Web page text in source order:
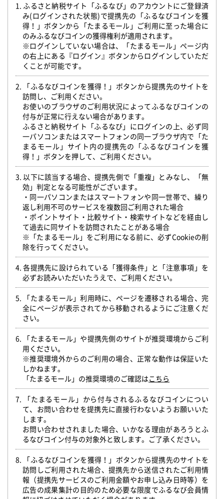
1. ふるさと納税サイト「ふるなび」のアカウントにご登録済
み(ログインされた状態)で提携先の「ふるなびコインを獲
得！」ボタンから「たまるモール」ご利用に至った場合に
のみふるなびコインの獲得権利が適用されます。
※ログインしていない場合は、「たまるモール」ページ内
の右上にある『ログイン』ボタンからログインしていただ
くことが可能です。
2. 「ふるなびコインを獲得！」ボタンから提携先のサイトを
訪問し、ご利用ください。
お使いのブラウザのご利用状況によってふるなびコインの
付与が正常に行えない場合があります。
ふるさと納税サイト「ふるなび」にログインの上、必ず同
一パソコンまたはスマートフォンの同一ブラウザ内で「た
まるモール」サイト内の提携先の「ふるなびコインを獲
得！」ボタンを押して、ご利用ください。
3. 以下に該当する場合、提携先側で「重複」とみなし、「無
効」判定となる可能性がございます。
・同一パソコンまたはスマートフォンや同一世帯で、繰り
返し利用不可のサービスを複数回ご利用された場合
・ポイントサイト・比較サイト・検索サイトなどを経由し
て過去に同サイトを訪問されたことがある場合
※「たまるモール」をご利用になる前に、必ずCookieの削
除を行ってください。
4. 各提携先に設けられている「獲得条件」と「注意事項」を
必ずお読みいただいたうえで、ご利用ください。
5. 「たまるモール」利用時に、ページを遷移される場合、完
全にページが表示されてから移動されるようにご注意くだ
さい。
6. 「たまるモール」や提携先側のサイトが推奨環境からご利
用ください。
※推奨環境外からのご利用の場合、正常な動作は保証いた
しかねます。
「たまるモール」の推奨環境のご確認はこちら
7. 「たまるモール」から付与されるふるなびコインについ
て、お問い合わせを提携先に直接行わないようお願いいた
します。
お問い合わせされました場合、いかなる理由があろうとふ
るなびコイン付与の対象外と致します。ご了承ください。
8. 「ふるなびコインを獲得！」ボタンから提携先のサイトを
訪問しご利用された場合、提携先から送信されたご利用情
報（提携先サービスのご利用金額やお申し込み日時等）を
広告の成果集計の目的のため必要な限度でふるなび会員情